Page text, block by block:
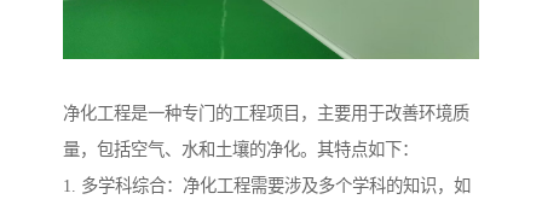
净化工程是一种专门的工程项目，主要用于改善环境质
量，包括空气、水和土壤的净化。其特点如下：
1. 多学科综合：净化工程需要涉及多个学科的知识，如